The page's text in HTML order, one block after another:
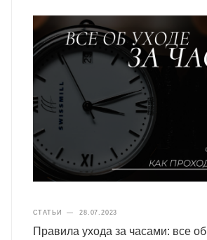
СТАТЬИ — 28.07.2023
Правила ухода за часами: все об